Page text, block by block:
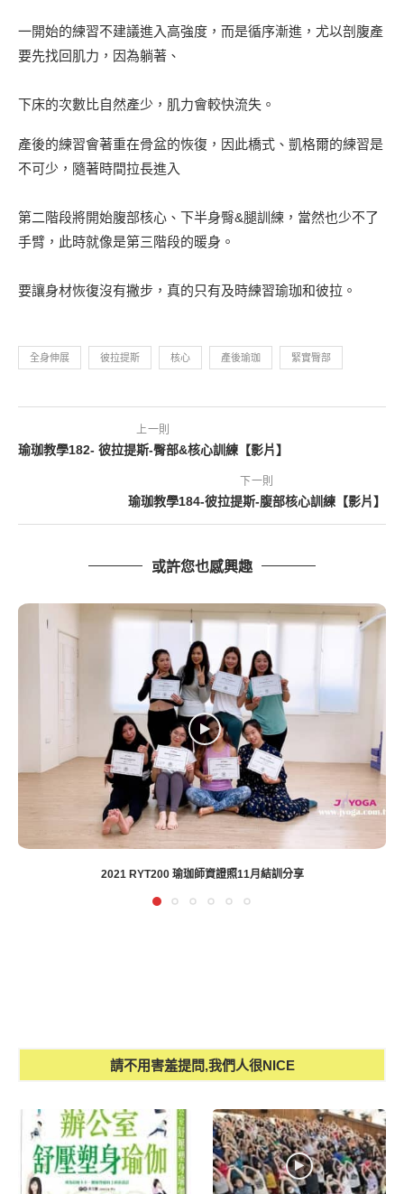
一開始的練習不建議進入高強度，而是循序漸進，尤以剖腹產
要先找回肌力，因為躺著、
下床的次數比自然產少，肌力會較快流失。
產後的練習會著重在骨盆的恢復，因此橋式、凱格爾的練習是
不可少，隨著時間拉長進入
第二階段將開始腹部核心、下半身臀&腿訓練，當然也少不了
手臂，此時就像是第三階段的暖身。
要讓身材恢復沒有撇步，真的只有及時練習瑜珈和彼拉。
全身伸展 彼拉提斯 核心 產後瑜珈 緊實臀部
上一則
瑜珈教學182- 彼拉提斯-臀部&核心訓練【影片】
下一則
瑜珈教學184-彼拉提斯-腹部核心訓練【影片】
或許您也感興趣
2021 RYT200 瑜珈師資證照11月結訓分享
請不用害羞提問,我們人很NICE